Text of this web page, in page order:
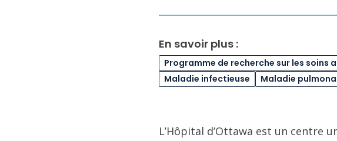
En savoir plus :
Programme de recherche sur les soins
Maladie infectieuse
Maladie
L’Hôpital d’Ottawa est un centre